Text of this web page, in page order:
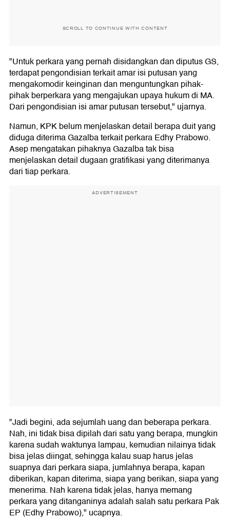
SCROLL TO CONTINUE WITH CONTENT
"Untuk perkara yang pernah disidangkan dan diputus GS,
terdapat pengondisian terkait amar isi putusan yang
mengakomodir keinginan dan menguntungkan pihak-
pihak berperkara yang mengajukan upaya hukum di MA.
Dari pengondisian isi amar putusan tersebut," ujarnya.
Namun, KPK belum menjelaskan detail berapa duit yang
diduga diterima Gazalba terkait perkara Edhy Prabowo.
Asep mengatakan pihaknya Gazalba tak bisa
menjelaskan detail dugaan gratifikasi yang diterimanya
dari tiap perkara.
ADVERTISEMENT
"Jadi begini, ada sejumlah uang dan beberapa perkara.
Nah, ini tidak bisa dipilah dari satu yang berapa, mungkin
karena sudah waktunya lampau, kemudian nilainya tidak
bisa jelas diingat, sehingga kalau suap harus jelas
suapnya dari perkara siapa, jumlahnya berapa, kapan
diberikan, kapan diterima, siapa yang berikan, siapa yang
menerima. Nah karena tidak jelas, hanya memang
perkara yang ditanganinya adalah salah satu perkara Pak
EP (Edhy Prabowo)," ucapnya.